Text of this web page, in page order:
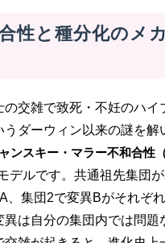
性と種分化のメ
の交雑で致死・不妊のハイ
ダーウィン以来の謎を解
ンスキー・マラー不和合性
デルです。共通祖先集団
、集団2で変異Bがそれぞ
異は自分の集団内では問題